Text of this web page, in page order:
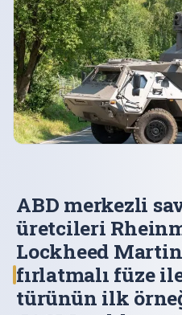
ABD merkezli
üretcileri
Lockheed
fırlatmalı füze
türünün ilk